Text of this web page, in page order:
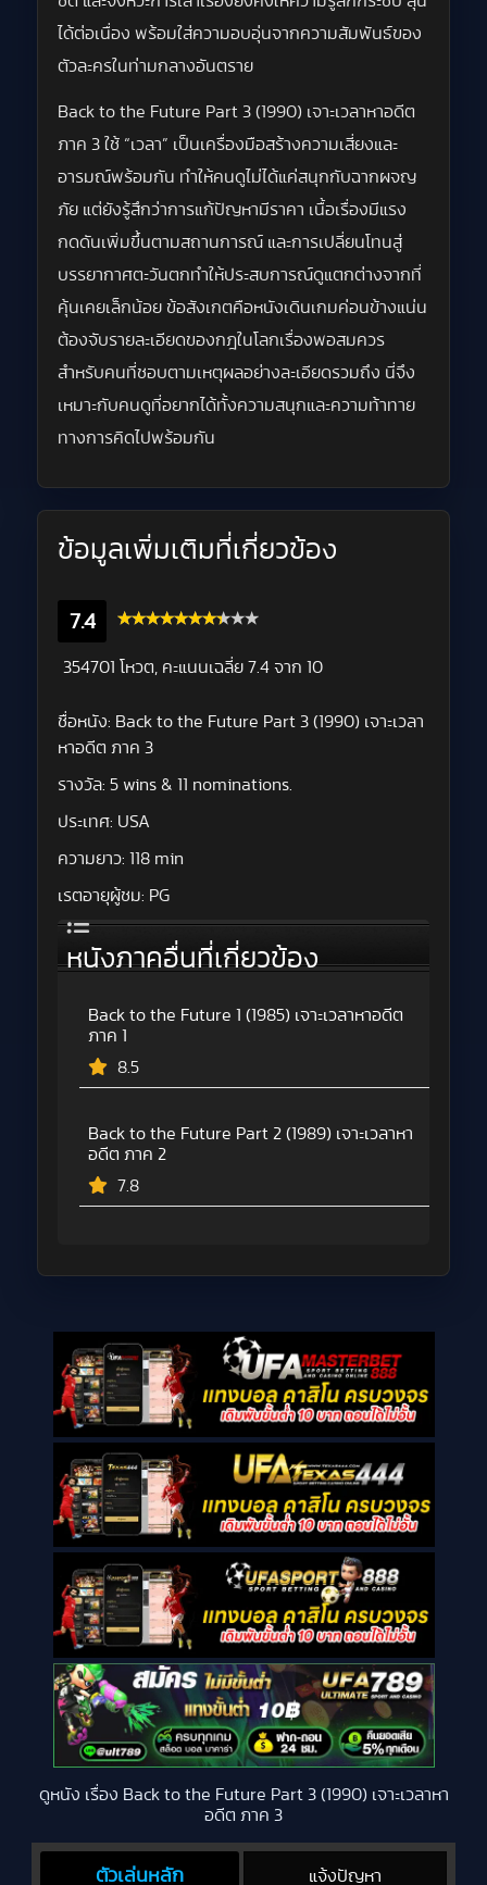
ได้ต่อเนื่อง พร้อมใส่ความอบอุ่นจากความสัมพันธ์ของ
ตัวละครในท่ามกลางอันตราย
Back to the Future Part 3 (1990) เจาะเวลาหาอดีต
ภาค 3 ใช้ “เวลา” เป็นเครื่องมือสร้างความเสี่ยงและ
อารมณ์พร้อมกัน ทำให้คนดูไม่ได้แค่สนุกกับฉากผจญ
ภัย แต่ยังรู้สึกว่าการแก้ปัญหามีราคา เนื้อเรื่องมีแรง
กดดันเพิ่มขึ้นตามสถานการณ์ และการเปลี่ยนโทนสู่
บรรยากาศตะวันตกทำให้ประสบการณ์ดูแตกต่างจากที่
คุ้นเคยเล็กน้อย ข้อสังเกตคือหนังเดินเกมค่อนข้างแน่น
ต้องจับรายละเอียดของกฎในโลกเรื่องพอสมควร
สำหรับคนที่ชอบตามเหตุผลอย่างละเอียดรวมถึง นี่จึง
เหมาะกับคนดูที่อยากได้ทั้งความสนุกและความท้าทาย
ทางการคิดไปพร้อมกัน
ข้อมูลเพิ่มเติมที่เกี่ยวข้อง
7.4
354701 โหวต, คะแนนเฉลี่ย 7.4 จาก 10
ชื่อหนัง: Back to the Future Part 3 (1990) เจาะเวลา
หาอดีต ภาค 3
รางวัล: 5 wins & 11 nominations.
ประเทศ: USA
ความยาว: 118 min
เรตอายุผู้ชม: PG
หนังภาคอื่นที่เกี่ยวข้อง
Back to the Future 1 (1985) เจาะเวลาหาอดีต
ภาค 1
8.5
Back to the Future Part 2 (1989) เจาะเวลาหา
อดีต ภาค 2
7.8
ดูหนัง เรื่อง Back to the Future Part 3 (1990) เจาะเวลาหา
อดีต ภาค 3
ตัวเล่นหลัก แจ้งปัญหา